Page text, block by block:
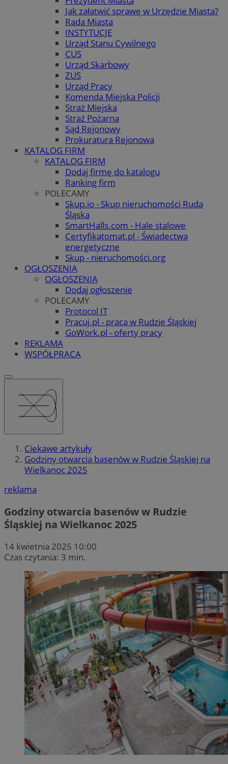
Jak załatwić sprawę w Urzędzie Miasta?
Rada Miasta
INSTYTUCJE
Urząd Stanu Cywilnego
CUS
Urząd Skarbowy
ZUS
Urząd Pracy
Komenda Miejska Policji
Straż Miejska
Straż Pożarna
Sąd Rejonowy
Prokuratura Rejonowa
KATALOG FIRM
KATALOG FIRM
Dodaj firmę do katalogu
Ranking firm
POLECAMY
Skup.io - Skup nieruchomości Ruda
Śląska
SmartHalls.com - Hale stalowe
Certyfikatomat.pl - Świadectwa
energetyczne
Skup - nieruchomości.org
OGŁOSZENIA
OGŁOSZENIA
Dodaj ogłoszenie
POLECAMY
Protocol IT
Pracuj.pl - praca w Rudzie Śląskiej
GoWork.pl - oferty pracy
REKLAMA
WSPÓŁPRACA
Ciekawe artykuły
Godziny otwarcia basenów w Rudzie Śląskiej na
Wielkanoc 2025
reklama
Godziny otwarcia basenów w Rudzie
Śląskiej na Wielkanoc 2025
14 kwietnia 2025 10:00
Czas czytania: 3 min.